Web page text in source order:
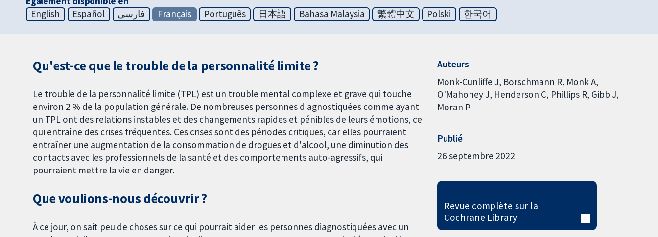
English
Español فارسی Français Português 日本語 Bahasa Malaysia 繁體中文 Polski 한국어
Qu'est-ce que le trouble de la personnalité limite ?
Le trouble de la personnalité limite (TPL) est un trouble mental complexe et grave qui touche
environ 2 % de la population générale. De nombreuses personnes diagnostiquées comme ayant
un TPL ont des relations instables et des changements rapides et pénibles de leurs émotions, ce
qui entraîne des crises fréquentes. Ces crises sont des périodes critiques, car elles pourraient
entraîner une augmentation de la consommation de drogues et d'alcool, une diminution des
contacts avec les professionnels de la santé et des comportements auto-agressifs, qui
pourraient mettre la vie en danger.
Que voulions-nous découvrir ?
À ce jour, on sait peu de choses sur ce qui pourrait aider les personnes diagnostiquées avec un
Auteurs
Monk-Cunliffe J Borschmann R Monk A
O'Mahoney J Henderson C Phillips R Gibb J
Moran P
Publié
26 septembre 2022
Revue complète sur la
Cochrane Library